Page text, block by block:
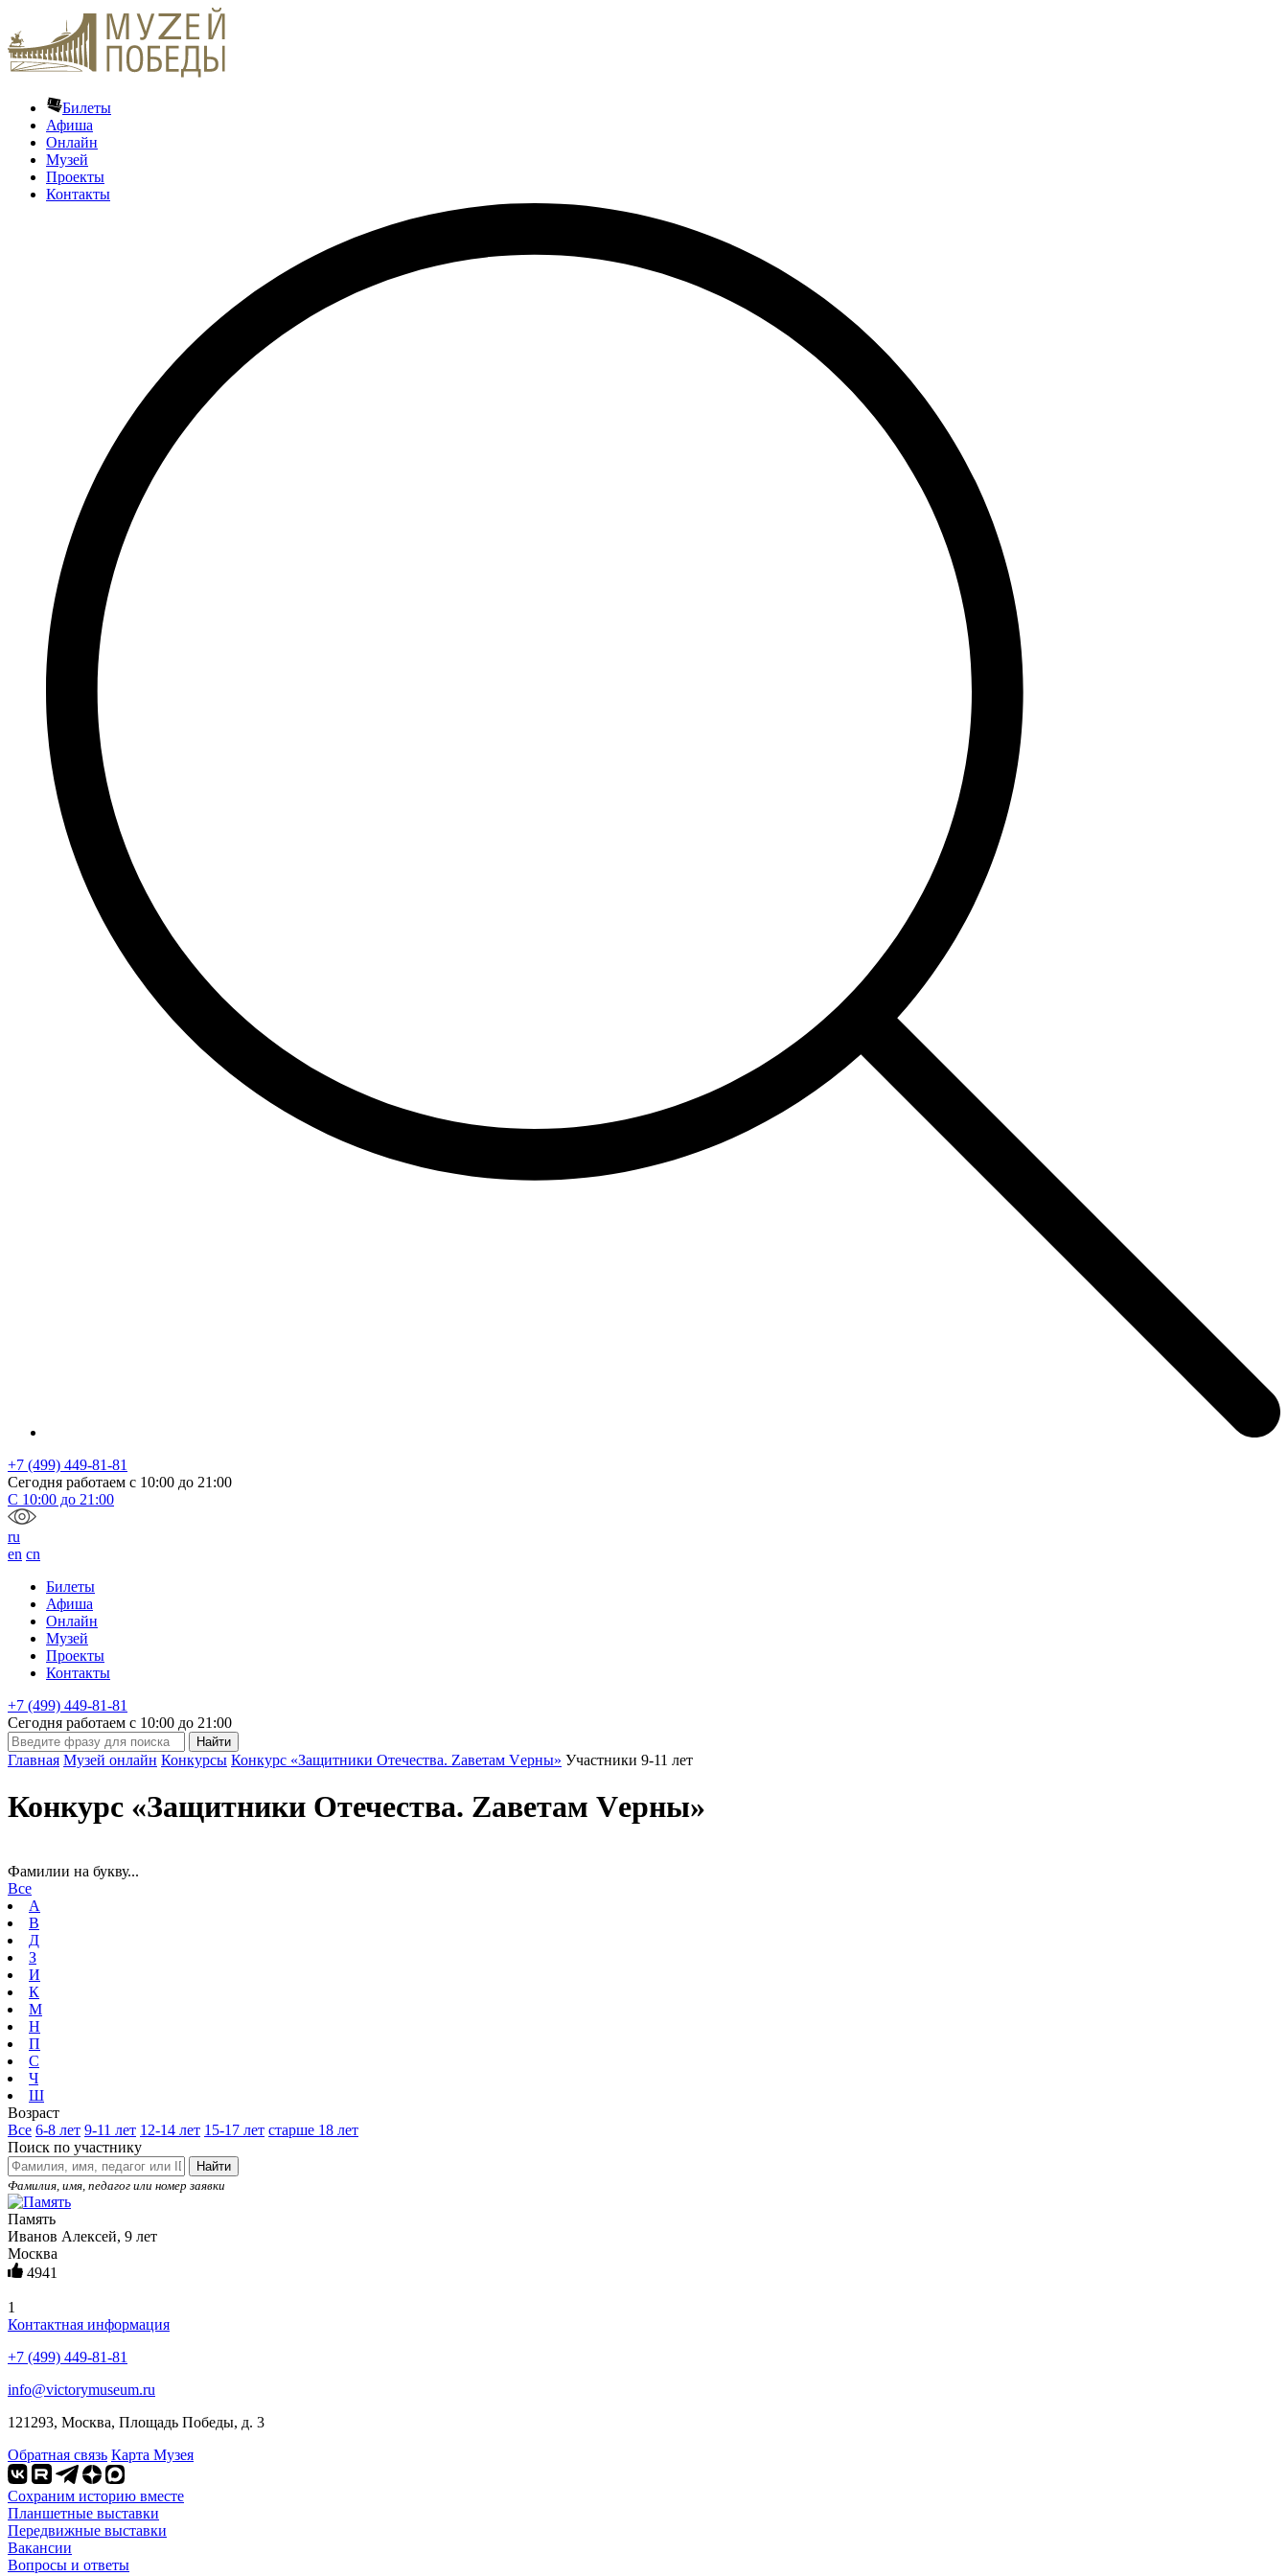
Билеты
Афиша
Онлайн
Музей
Проекты
Контакты
+7 (499) 449-81-81
Сегодня работаем с 10:00 до 21:00
С 10:00 до 21:00
ru
en cn
Билеты
Афиша
Онлайн
Музей
Проекты
Контакты
+7 (499) 449-81-81
Сегодня работаем с 10:00 до 21:00
Главная Музей онлайн Конкурсы Конкурс «Защитники Отечества. Zаветам Vерны» Участники 9-11 лет
Конкурс «Защитники Отечества. Zаветам Vерны»
Фамилии на букву...
Все
А
В
Д
З
И
К
М
Н
П
С
Ч
Ш
Возраст
Все 6-8 лет 9-11 лет 12-14 лет 15-17 лет старше 18 лет
Поиск по участнику
Найти
Фамилия, имя, педагог или номер заявки
Память
Иванов Алексей, 9 лет
Москва
4941
1
Контактная информация
+7 (499) 449-81-81
info@victorymuseum.ru
121293, Москва, Площадь Победы, д. 3
Обратная связь Карта Музея
Сохраним историю вместе
Планшетные выставки
Передвижные выставки
Вакансии
Вопросы и ответы